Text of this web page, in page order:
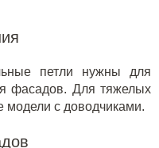
петли нужны для
фасадов. Для тяжелых
модели с доводчиками.